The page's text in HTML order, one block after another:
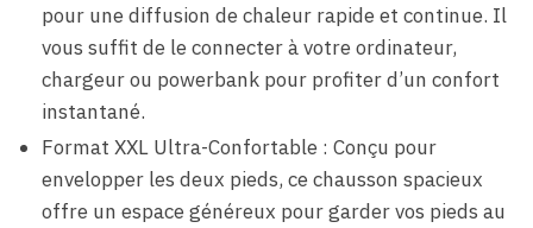
pour une diffusion de chaleur rapide et continue. Il
vous suffit de le connecter à votre ordinateur,
chargeur ou powerbank pour profiter d’un confort
instantané.
Format XXL Ultra-Confortable : Conçu pour
envelopper les deux pieds, ce chausson spacieux
offre un espace généreux pour garder vos pieds au